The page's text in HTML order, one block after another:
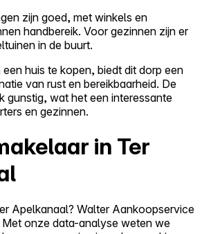
zijn goed, met winkels en
handbereik. Voor gezinnen zijn er
in de buurt.
huis te kopen, biedt dit dorp een
van rust en bereikbaarheid. De
gunstig, wat het een interessante
en gezinnen.
in Ter
Apelkanaal? Walter Aankoopservice
Met onze data-analyse weten we